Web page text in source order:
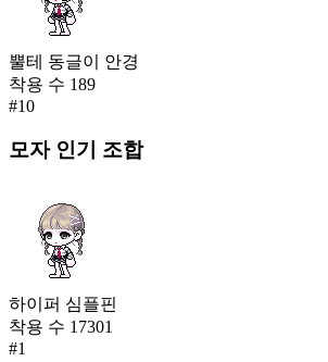
뿔테 동글이 안경
착용 수 189
#10
모자인기 조합
하이퍼 심플핀
착용 수 17301
#1